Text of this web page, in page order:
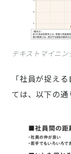
テキストマイニ
「社員が捉え
ては、以下の通